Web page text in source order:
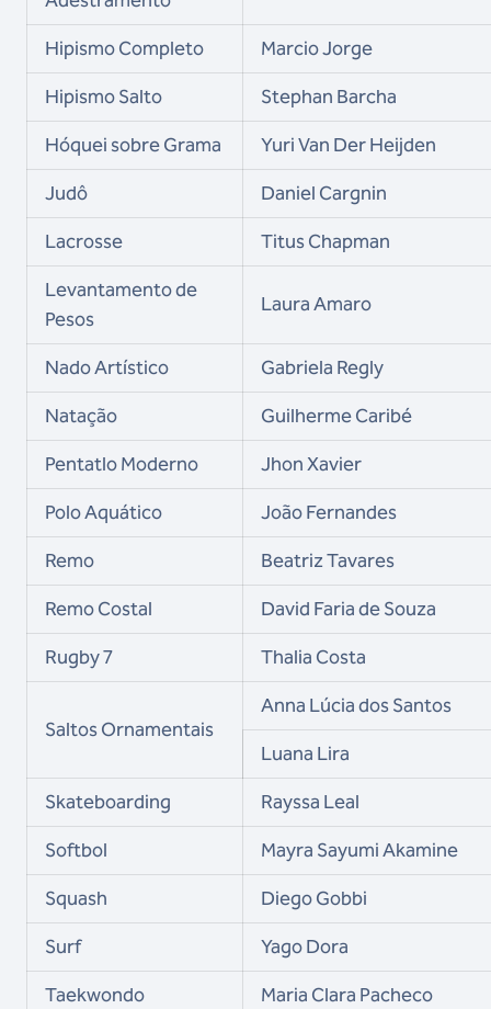
Hipismo Completo
Marcio Jorge
Hipismo Salto
Stephan Barcha
Hóquei sobre Grama
Yuri Van Der Heijden
Judô
Daniel Cargnin
Lacrosse
Titus Chapman
Levantamento de
Pesos
Laura Amaro
Nado Artístico
Gabriela Regly
Natação
Guilherme Caribé
Pentatlo Moderno
Jhon Xavier
Polo Aquático
João Fernandes
Remo
Beatriz Tavares
Remo Costal
David Faria de Souza
Rugby 7
Thalia Costa
Saltos Ornamentais
Anna Lúcia dos Santos
Luana Lira
Skateboarding
Rayssa Leal
Softbol
Mayra Sayumi Akamine
Squash
Diego Gobbi
Surf
Yago Dora
Taekwondo
Maria Clara Pacheco